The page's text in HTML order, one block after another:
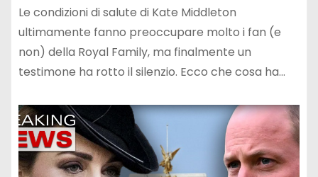
Le condizioni di salute di Kate Middleton
ultimamente fanno preoccupare molto i fan (e
non) della Royal Family, ma finalmente un
testimone ha rotto il silenzio. Ecco che cosa ha…